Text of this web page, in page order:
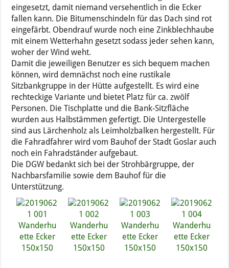
eingesetzt, damit niemand versehentlich in die Ecker
fallen kann. Die Bitumenschindeln für das Dach sind rot
eingefärbt. Obendrauf wurde noch eine Zinkblechhaube
mit einem Wetterhahn gesetzt sodass jeder sehen kann,
woher der Wind weht.
Damit die jeweiligen Benutzer es sich bequem machen
können, wird demnächst noch eine rustikale
Sitzbankgruppe in der Hütte aufgestellt. Es wird eine
rechteckige Variante und bietet Platz für ca. zwölf
Personen. Die Tischplatte und die Bank-Sitzfläche
wurden aus Halbstämmen gefertigt. Die Untergestelle
sind aus Lärchenholz als Leimholzbalken hergestellt. Für
die Fahradfahrer wird vom Bauhof der Stadt Goslar auch
noch ein Fahradständer aufgebaut.
Die DGW bedankt sich bei der Strohbärgruppe, der
Nachbarsfamilie sowie dem Bauhof für die
Unterstützung.